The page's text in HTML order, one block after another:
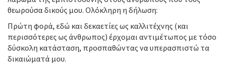
θεωρούσα δικούς μου. Ολόκληρη η δήλωση:
Πρώτη φορά, εδώ και δεκαετίες ως καλλιτέχνης (και
περισσότερες ως άνθρωπος) έρχομαι αντιμέτωπος με τόσο
δύσκολη κατάσταση, προσπαθώντας να υπερασπιστώ τα
δικαιώματά μου.